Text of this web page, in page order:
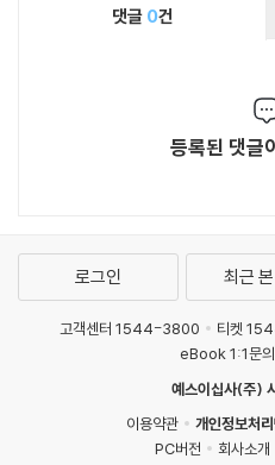
댓글 0건
등록된 댓글
로그인 최근
고객센터 1544-3800 티켓
eBook 1:1문
예스이십사(주)
이용약관
개인정보처
PC버전
회사소개